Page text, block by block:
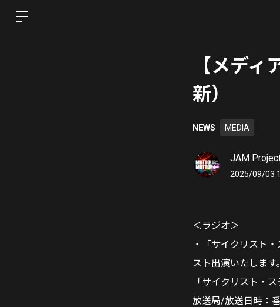
【メデ
新）
NEWS MEDIA
JAM
2025/09/03
＜ラジオ＞
・「サイクリスト
スト出演いたします。
「サイクリスト・
放送局/放送日時：